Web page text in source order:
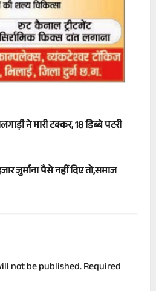
ने मारी टक्कर, 18 डिब्बे पटरी
जुर्माना पैसे नहीं दिए तो,समाज
not be published.Required